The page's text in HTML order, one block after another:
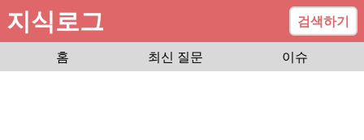
지식로그
검색하기
홈
최신 질문 이슈